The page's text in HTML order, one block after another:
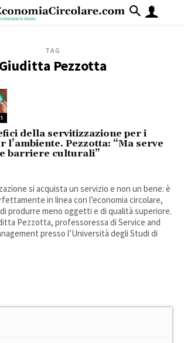
TAG
Giuditta Pezzotta
della servitizzazione per i
l’ambiente. Pezzotta: “Ma serve
barriere culturali”
si acquista un servizio e non un bene: è
in linea con l’economia circolare,
produrre meno oggetti e di qualità superiore.
Pezzotta, professoressa di Service and
presso l’Università degli Studi di